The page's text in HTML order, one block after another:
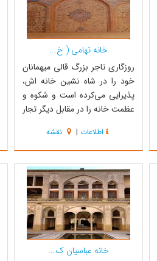
خانه تهامی ( خ...
روزگاری تاجر بزرگ قالی میهمانان
خود را در شاه نشین خانه اش،
پذیرایی می‌کرده است و شکوه و
عظمت خانه را در مقابل دیگر تجار
روزگاری نیز چون امروز شاه نشین
این خانه‌ها میزبان میهمانانی هستند
که از دور دست‌های ایران و دیگر
کشورها برای یافتن دمی آرامش به
این سو سفر...
اطلاعات | نقشه
خانه عباسیان ک...